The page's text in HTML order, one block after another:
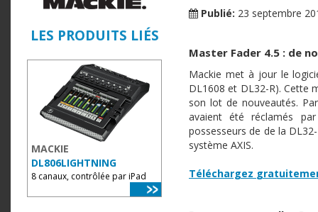
LES PRODUITS LIÉS
MACKIE
DL806LIGHTNING
8 canaux, contrôlée par iPad
Publié: 23 septembre
Master Fader 4.5 : de
Mackie met à jour le
DL1608 et DL32-R). Cette
son lot denouveautés.
avaient été réclamés
possesseurs de de la
système AXIS.
Téléchargez